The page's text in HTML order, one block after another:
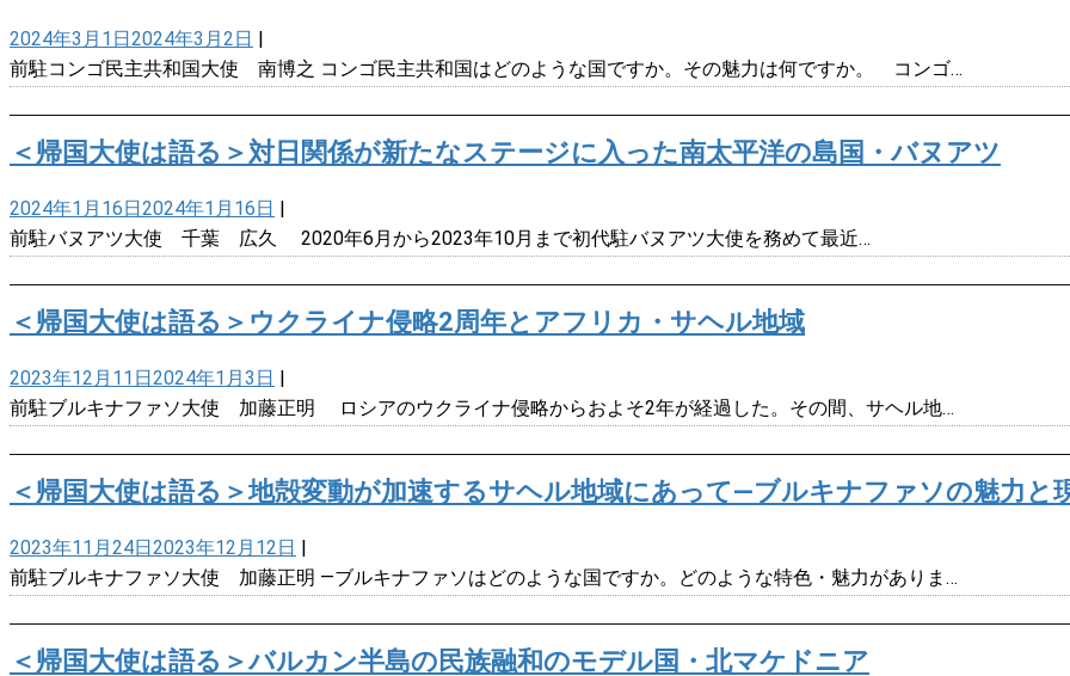
2024年3月1日2024年3月2日 |
前駐コンゴ民主共和国大使 南博之 コンゴ民主共和国はどのような国ですか。その魅力は何ですか。 コンゴ…
＜帰国大使は語る＞対日関係が新たなステージに入った南太平洋の島国・バヌアツ
2024年1月16日2024年1月16日 |
前駐バヌアツ大使 千葉 広久 2020年6月から2023年10月まで初代駐バヌアツ大使を務めて最近…
＜帰国大使は語る＞ウクライナ侵略2周年とアフリカ・サヘル地域
2023年12月11日2024年1月3日 |
前駐ブルキナファソ大使 加藤正明 ロシアのウクライナ侵略からおよそ2年が経過した。その間、サヘル地…
＜帰国大使は語る＞地殻変動が加速するサヘル地域にあって―ブルキナファソの魅力と
2023年11月24日2023年12月12日 |
前駐ブルキナファソ大使 加藤正明 ―ブルキナファソはどのような国ですか。どのような特色・魅力がありま…
＜帰国大使は語る＞バルカン半島の民族融和のモデル国・北マケドニア